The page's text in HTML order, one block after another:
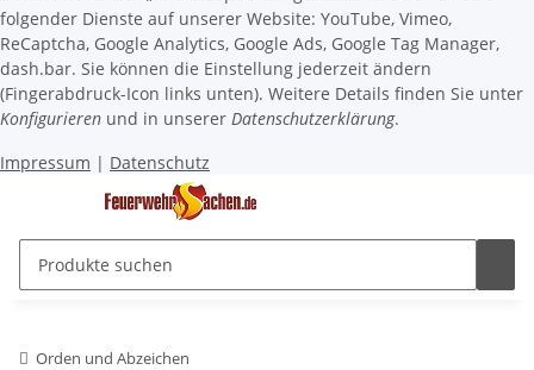
folgender Dienste auf unserer Website: YouTube, Vimeo,
ReCaptcha, Google Analytics, Google Ads, Google Tag Manager,
dash.bar. Sie können die Einstellung jederzeit ändern
(Fingerabdruck-Icon links unten). Weitere Details finden Sie unter
Konfigurieren und in unserer Datenschutzerklärung.
Impressum | Datenschutz
Orden und Abzeichen